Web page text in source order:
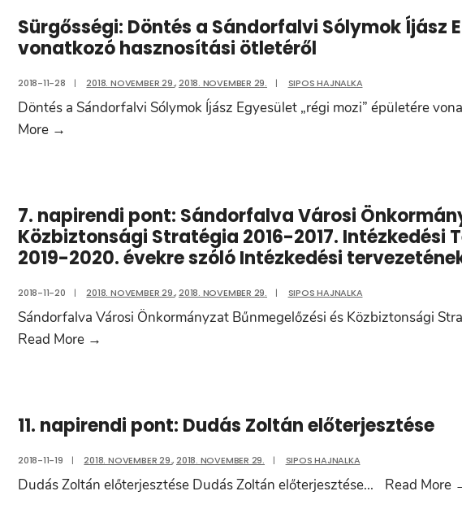
kapcsolódó
beszerzési
eljárás
24.
szám
önkormányzati
tulajdonban
II/12.
és
III/6.
szám
alatti
megjelölésű
helyiségei
átadásához
hozzájárulás
Sürgősségi: Döntés a Sándorfalvi Sólymok Íjász
vonatkozó hasznosítási ötletéről
2018-11-28 | 2018. NOVEMBER 29.,2018. NOVEMBER 29. | SIPOS HAJNALKA
Döntés a Sándorfalvi Sólymok Íjász Egyesület „régi mozi” épületére
More →
Sólymok
Íjász
Egyesület
épületére
vonatkozó
7. napirendi pont: Sándorfalva Városi
Közbiztonsági Stratégia 2016-2017. Intézkedési
2019-2020. évekre szóló Intézkedési
2018-11-20 | 2018. NOVEMBER 29.,2018. NOVEMBER 29. | SIPOS HAJNALKA
Sándorfalva Városi Önkormányzat Bűnmegelőzési és Közbiztonsági
Read More →
Városi
Bűnmegelőzési
és
11. napirendi pont: Dudás Zoltán előterjesztése
2018-11-19 | 2018. NOVEMBER 29.,2018. NOVEMBER 29. | SIPOS HAJNALKA
Dudás Zoltán előterjesztése Dudás Zoltán előterjesztése... Read More